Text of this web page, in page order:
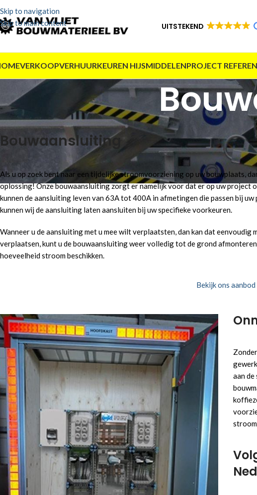
Skip to navigation
Skip to main content
UITSTEKEND
VERKOOPVERHUURKEUREN HIJSMIDDELENPROJECT
Bouwaansluiting
Als u op zoek bent naar een tijdelijke stroomvoorziening op uw bouwplaats,
oplossing! Onze bouwaansluiting zorgt er namelijk voor dat er op uw project
kunnen de aansluiting leven van 63A tot 400A in afmetingen die passen bij
kunnen wij de aansluiting laten aansluiten bij uw specifieke voorkeuren.
Wanneer u de aansluiting met u mee wilt verplaatsten, dan kan dat eenvoudig
verplaatsen, kunt u de bouwaansluiting weer volledig tot de grond
hoeveelheid stroom beschikken.
Bekijk ons aanbod
aan